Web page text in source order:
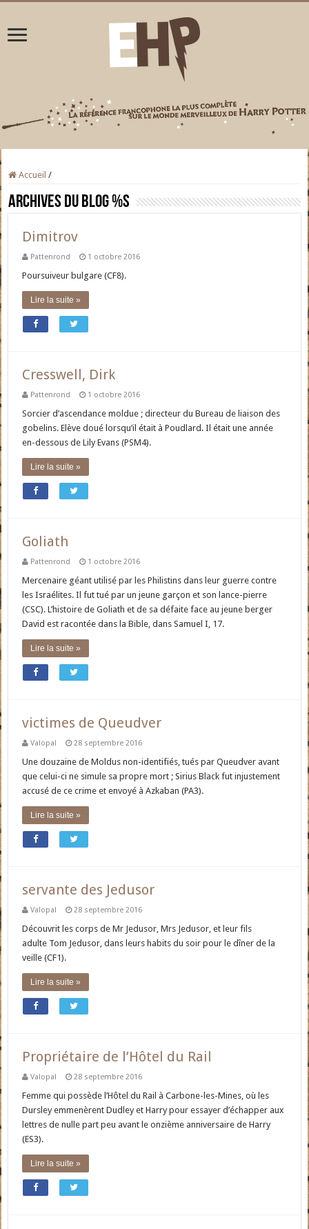
Accueil /
Archives du blog%s
Dimitrov
Pattenrond 1 octobre 2016
Poursuiveur bulgare (CF8).
Lire la suite »
Cresswell, Dirk
Pattenrond 1 octobre 2016
Sorcier d’ascendance moldue ; directeur du Bureau de liaison des
gobelins. Elève doué lorsqu’il était à Poudlard. Il était une année
en-dessous de Lily Evans (PSM4).
Lire la suite »
Goliath
Pattenrond 1 octobre 2016
Mercenaire géant utilisé par les Philistins dans leur guerre contre
les Israélites. Il fut tué par un jeune garçon et son lance-pierre
(CSC). L’histoire de Goliath et de sa défaite face au jeune berger
David est racontée dans la Bible, dans Samuel I, 17.
Lire la suite »
victimes de Queudver
Valopal 28 septembre 2016
Une douzaine de Moldus non-identifiés, tués par Queudver avant
que celui-ci ne simule sa propre mort ; Sirius Black fut injustement
accusé de ce crime et envoyé à Azkaban (PA3).
Lire la suite »
servante des Jedusor
Valopal 28 septembre 2016
Découvrit les corps de Mr Jedusor, Mrs Jedusor, et leur fils
adulte Tom Jedusor, dans leurs habits du soir pour le dîner de la
veille (CF1).
Lire la suite »
Propriétaire de l’Hôtel du Rail
Valopal 28 septembre 2016
Femme qui possède l’Hôtel du Rail à Carbone-les-Mines, où les
Dursley emmenèrent Dudley et Harry pour essayer d’échapper aux
lettres de nulle part peu avant le onzième anniversaire de Harry
(ES3).
Lire la suite »